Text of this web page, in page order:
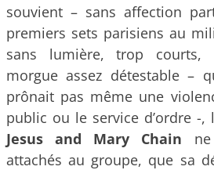
souvient – sans affection
premiers sets parisiens au
sans lumière, trop courts,
morgue assez détestable –
prônait pas même une
public ou le service d’ordre -,
Jesus and Mary Chain
attachés au groupe, que sa